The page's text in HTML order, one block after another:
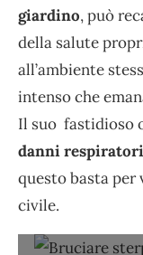
giardino, può
della salute
all’ambiente
intenso che
Il suo fastidioso
danni respiratori
questo basta per
civile.